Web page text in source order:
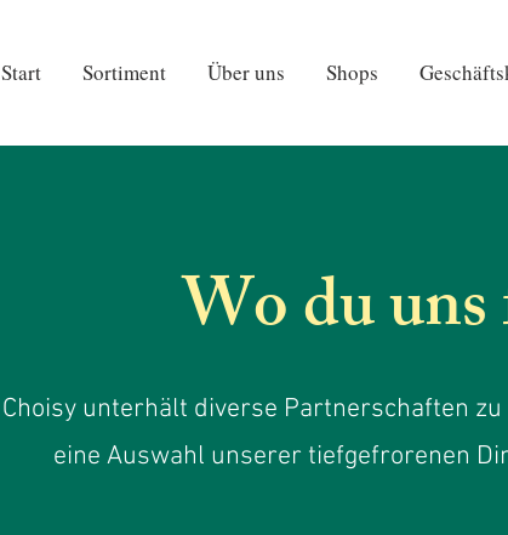
Start Sortiment Über uns Shops
Wo du
Choisy unterhält diverse Partnerschaften
eine Auswahl unserer tiefgefrorenen